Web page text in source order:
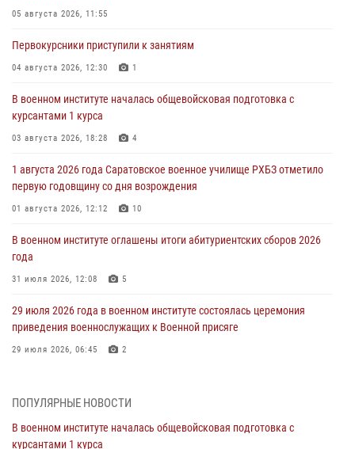
05 августа 2026, 11:55
Первокурсники приступили к занятиям
04 августа 2026, 12:30 1
В военном институте началась общевойсковая подготовка с
курсантами 1 курса
03 августа 2026, 18:28 4
1 августа 2026 года Саратовское военное училище РХБЗ отметило
первую годовщину со дня возрождения
01 августа 2026, 12:12 10
В военном институте оглашены итоги абитуриентских сборов 2026
года
31 июля 2026, 12:08 5
29 июля 2026 года в военном институте состоялась церемония
приведения военнослужащих к Военной присяге
29 июля 2026, 06:45 2
экзамен по вождению
ПОПУЛЯРНЫЕ НОВОСТИ
В военном институте началась общевойсковая подготовка с
курсантами 1 курса